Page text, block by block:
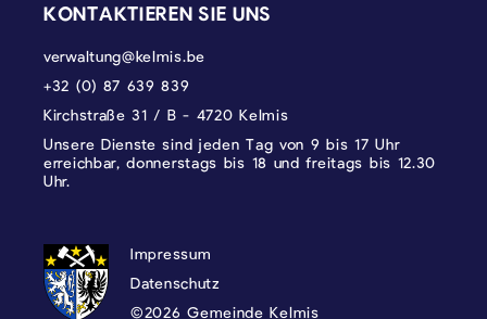
KONTAKTIEREN SIE UNS
verwaltung@kelmis.be
+32 (0) 87 639 839
Kirchstraße 31 / B - 4720 Kelmis
Unsere Dienste sind jeden Tag von 9 bis 17 Uhr
erreichbar, donnerstags bis 18 und freitags bis 12.30
Uhr.
DATENSCHUTZ, IMPRESSUM UND
Impressum
Datenschutz
©2026 Gemeinde Kelmis